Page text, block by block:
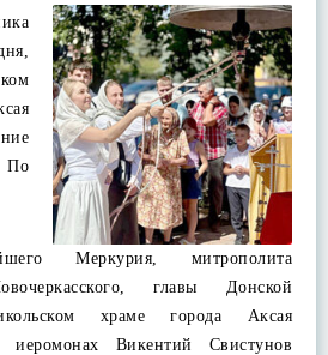
Меркурия, митрополита
главы Донской
храме города Аксая
иеромонах Викентий Свистунов